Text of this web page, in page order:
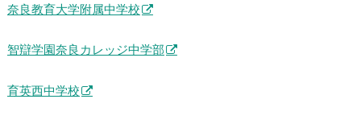
奈良教育大学附属中学校
智辯学園奈良カレッジ中学部
育英西中学校